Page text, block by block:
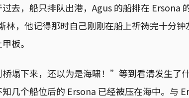
去，船只排队出港，Agus 的船排在 Ersona
林，他记得那时自己刚刚在船上祈祷完十分
板。
桥塌下来，还以为是海啸！”等到看清发生了
几个船位后的 Ersona 已经被压在海中。与